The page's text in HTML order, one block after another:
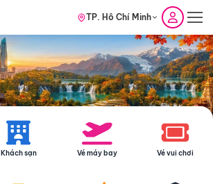
TP. Hồ Chí Minh
Khách sạn Vé máy bay Vé vui chơi